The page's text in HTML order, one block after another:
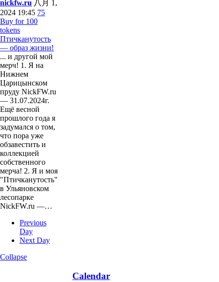
nickfw.ru 八月 1,
2024 19:45 75
Buy for 100
tokens
Птичканутость
— образ жизни!
... и другой мой
мерч! 1. Я на
Нижнем
Царицынском
пруду NickFW.ru
— 31.07.2024г.
Ещё весной
прошлого года я
задумался о том,
что пора уже
обзавестить и
коллекцией
собственного
мерча! 2. Я и моя
"Птичканутость"
в Ульяновском
лесопарке
NickFW.ru —…
Previous
Day
Next Day
Collapse
Calendar